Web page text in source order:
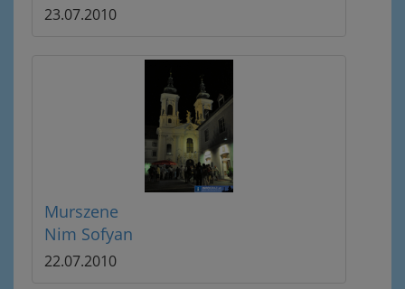
23.07.2010
Murszene
Nim Sofyan
22.07.2010